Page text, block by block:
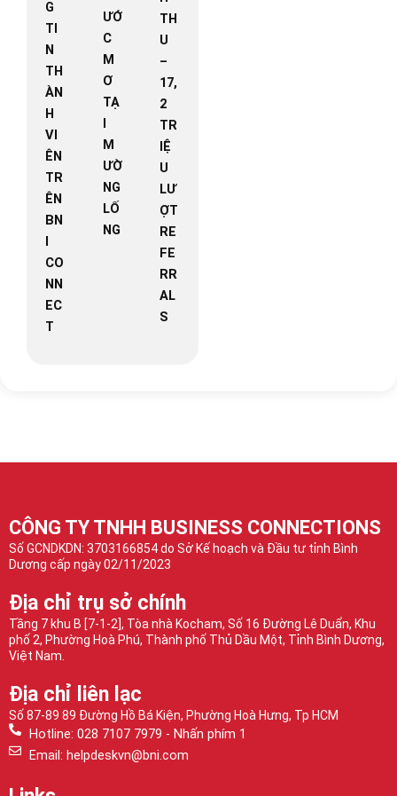
G
TI
N
TH
ÀN
H
VI
ÊN
TR
ÊN
BN
I
CO
NN
EC
T
ƯỚ
C
M
Ơ
TẠ
I
M
ƯỜ
NG
LỐ
NG
TH
U
–
17,
2
TR
IỆ
U
LƯ
ỢT
RE
FE
RR
AL
S
CÔNG TY TNHH BUSINESS CONNECTIONS
Số GCNDKDN: 3703166854 do Sở Kế hoạch và Đầu tư tỉnh Bình
Dương cấp ngày 02/11/2023
Địa chỉ trụ sở chính
Tầng 7 khu B [7-1-2], Tòa nhà Kocham, Số 16 Đường Lê Duẩn, Khu
phố 2, Phường Hoà Phú, Thành phố Thủ Dầu Một, Tỉnh Bình Dương,
Việt Nam.
Địa chỉ liên lạc
Số 87-89 89 Đường Hồ Bá Kiện, Phường Hoà Hưng, Tp HCM
Hotline: 028 7107 7979 - Nhấn phím 1
Email: helpdeskvn@bni.com